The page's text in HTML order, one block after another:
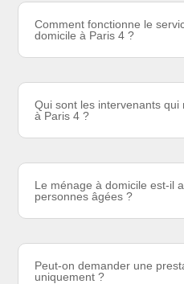
Comment fonctionne le
domicile à Paris 4 ?
Qui sont les intervenants qui
à Paris 4 ?
Le ménage à domicile est-il
personnes âgées ?
Peut-on demander une
uniquement ?